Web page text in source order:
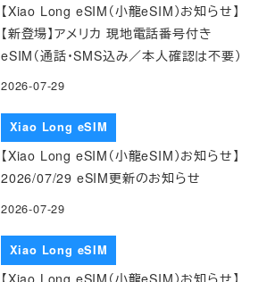
【Xiao Long eSIM（小龍eSIM）お知らせ】
【新登場】アメリカ 現地電話番号付き
eSIM（通話・SMS込み／本人確認は不要）
2026-07-29
Xiao Long eSIM
【Xiao Long eSIM（小龍eSIM）お知らせ】
2026/07/29 eSIM更新のお知らせ
2026-07-29
Xiao Long eSIM
【Xiao Long eSIM（小龍eSIM）お知らせ】